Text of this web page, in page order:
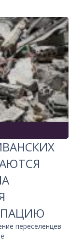
переселенцев